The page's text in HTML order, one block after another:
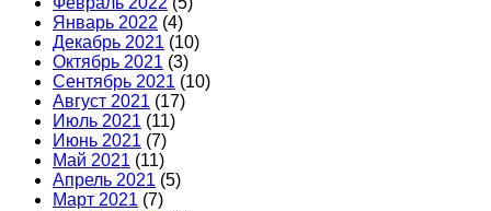
Январь 2022 (4)
Декабрь 2021 (10)
Октябрь 2021 (3)
Сентябрь 2021 (10)
Август 2021 (17)
Июль 2021 (11)
Июнь 2021 (7)
Май 2021 (11)
Апрель 2021 (5)
Март 2021 (7)